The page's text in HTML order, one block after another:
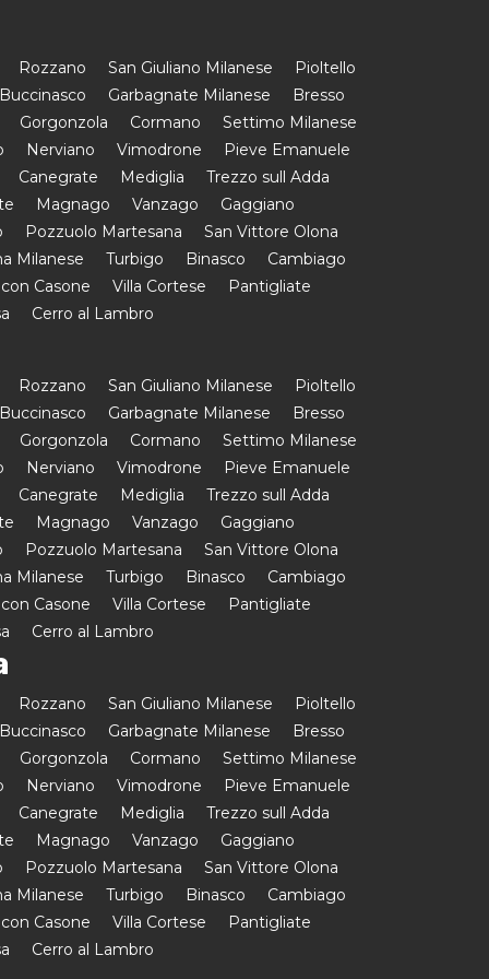
Rozzano San Giuliano Milanese
Pioltello
Garbagnate Milanese
Bresso
Gorgonzola
Cormano
Settimo Milanese
Nerviano Vimodrone
Pieve Emanuele
Canegrate
Mediglia
Trezzo sull Adda
Magnago Vanzago
Gaggiano
Pozzuolo Martesana
San Vittore Olona
Milanese
Turbigo Binasco
Cambiago
Casone
Villa Cortese
Pantigliate
Cerro al Lambro
Rozzano San Giuliano Milanese
Pioltello
Garbagnate Milanese
Bresso
Gorgonzola
Cormano
Settimo Milanese
Nerviano Vimodrone
Pieve Emanuele
Canegrate
Mediglia
Trezzo sull Adda
Magnago Vanzago
Gaggiano
Pozzuolo Martesana
San Vittore Olona
Milanese
Turbigo Binasco
Cambiago
Casone
Villa Cortese
Pantigliate
Cerro al Lambro
Rozzano San Giuliano Milanese
Pioltello
Garbagnate Milanese
Bresso
Gorgonzola
Cormano
Settimo Milanese
Nerviano Vimodrone
Pieve Emanuele
Canegrate
Mediglia
Trezzo sull Adda
Magnago Vanzago
Gaggiano
Pozzuolo Martesana
San Vittore Olona
Milanese
Turbigo Binasco
Cambiago
Casone
Villa Cortese
Pantigliate
Cerro al Lambro